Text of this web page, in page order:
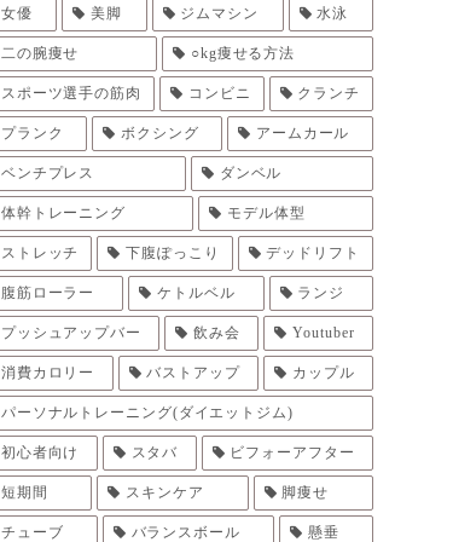
女優 美脚 ジムマシン 水泳
二の腕痩せ ○kg痩せる方法
スポーツ選手の筋肉 コンビニ クランチ
プランク ボクシング アームカール
ベンチプレス ダンベル
体幹トレーニング モデル体型
ストレッチ 下腹ぽっこり デッドリフト
腹筋ローラー ケトルベル ランジ
プッシュアップバー 飲み会 Youtuber
消費カロリー バストアップ カップル
パーソナルトレーニング(ダイエットジム)
初心者向け スタバ ビフォーアフター
短期間 スキンケア 脚痩せ
チューブ バランスボール 懸垂